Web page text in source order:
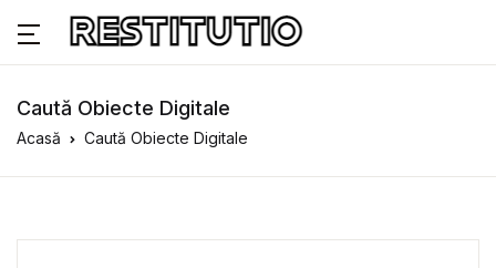
Caută Obiecte Digitale
Acasă Caută Obiecte Digitale